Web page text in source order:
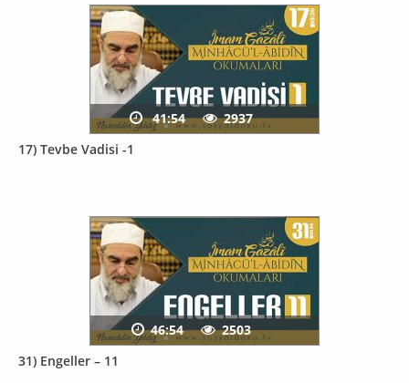
17) Tevbe Vadisi -1
41:54 2937
31) Engeller – 11
46:54 2503